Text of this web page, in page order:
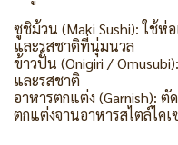
ซูชิม้วน (Maki Sushi): ใช้ห่
และรสชาติที่นุ่มนวล
ข้าวปั้น (Onigiri /
และรสชาติ
อาหารตกแต่ง (Garnish):
ตกแต่งจานอาหารสไตล์ไคเ